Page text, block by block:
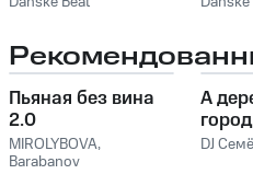
Пьяная без вина
2.0
MIROLYBOVA,
Barabanov
А
город
DJ